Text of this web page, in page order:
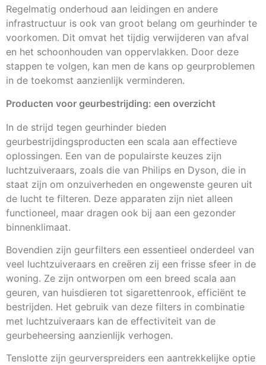
Regelmatig onderhoud aan leidingen en andere
infrastructuur is ook van groot belang om geurhinder te
voorkomen. Dit omvat het tijdig verwijderen van afval
en het schoonhouden van oppervlakken. Door deze
stappen te volgen, kan men de kans op geurproblemen
in de toekomst aanzienlijk verminderen.
Producten voor geurbestrijding: een overzicht
In de strijd tegen geurhinder bieden
geurbestrijdingsproducten een scala aan effectieve
oplossingen. Een van de populairste keuzes zijn
luchtzuiveraars, zoals die van Philips en Dyson, die in
staat zijn om onzuiverheden en ongewenste geuren uit
de lucht te filteren. Deze apparaten zijn niet alleen
functioneel, maar dragen ook bij aan een gezonder
binnenklimaat.
Bovendien zijn geurfilters een essentieel onderdeel van
veel luchtzuiveraars en creëren zij een frisse sfeer in de
woning. Ze zijn ontworpen om een breed scala aan
geuren, van huisdieren tot sigarettenrook, efficiënt te
bestrijden. Het gebruik van deze filters in combinatie
met luchtzuiveraars kan de effectiviteit van de
geurbeheersing aanzienlijk verhogen.
Tenslotte zijn geurverspreiders een aantrekkelijke optie